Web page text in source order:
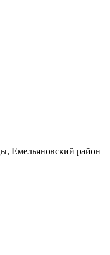
Емельяновский район